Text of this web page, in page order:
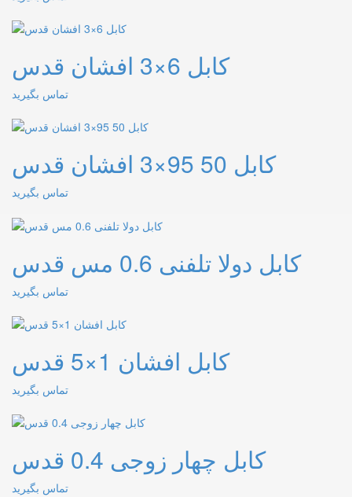
کابل 6×3 افشان قدس
تماس بگیرید
کابل 50 95×3 افشان قدس
تماس بگیرید
کابل دولا تلفنی 0.6 مس قدس
تماس بگیرید
کابل افشان 1×5 قدس
تماس بگیرید
کابل چهار زوجی 0.4 قدس
تماس بگیرید